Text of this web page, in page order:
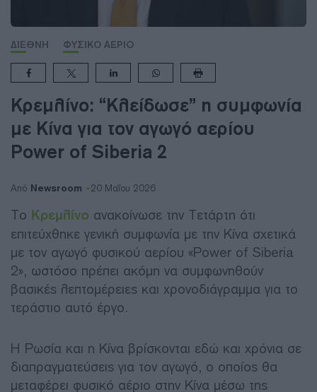
ΔΙΕΘΝΗ ΦΥΣΙΚΟ ΑΕΡΙΟ
Κρεμλίνο: “Κλείδωσε” η συμφωνία
με Κίνα για τον αγωγό αερίου
Power of Siberia 2
Από Newsroom 20 Μαΐου 2026
Το Κρεμλίνο ανακοίνωσε την Τετάρτη ότι
επιτεύχθηκε γενική συμφωνία με την Κίνα σχετικά
με τον αγωγό φυσικού αερίου «Power of Siberia
2», ωστόσο πρέπει ακόμη να συμφωνηθούν
βασικές λεπτομέρειες και χρονοδιάγραμμα για το
τεράστιο αυτό έργο.
Η Ρωσία και η Κίνα βρίσκονται εδώ και χρόνια σε
διαπραγματεύσεις για τον αγωγό, ο οποίος θα
μεταφέρει φυσικό αέριο στην Κίνα μέσω της